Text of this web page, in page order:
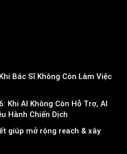
Bác Sĩ Không Còn Làm Việc
Khi AI Không Còn Hỗ Trợ, AI
Hành Chiến Dịch
giúp mở rộng reach & xây